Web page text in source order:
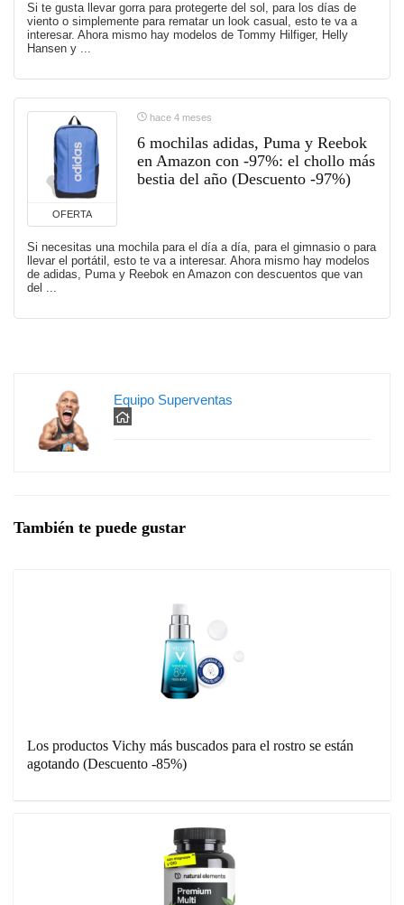
Si te gusta llevar gorra para protegerte del sol, para los días de
viento o simplemente para rematar un look casual, esto te va a
interesar. Ahora mismo hay modelos de Tommy Hilfiger, Helly
Hansen y ...
OFERTA
hace 4 meses
6 mochilas adidas, Puma y Reebok
en Amazon con -97%: el chollo más
bestia del año (Descuento -97%)
Si necesitas una mochila para el día a día, para el gimnasio o para
llevar el portátil, esto te va a interesar. Ahora mismo hay modelos
de adidas, Puma y Reebok en Amazon con descuentos que van
del ...
Equipo Superventas
También te puede gustar
Los productos Vichy más buscados para el rostro se están
agotando (Descuento -85%)